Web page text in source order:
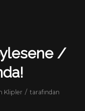
/
Klipler / tarafından